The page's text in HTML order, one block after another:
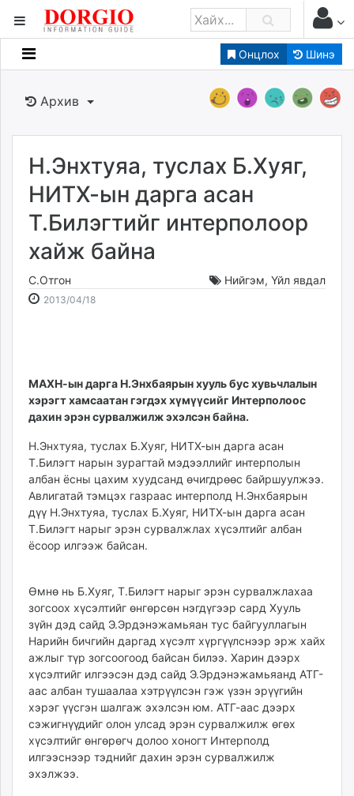
Онцлох Шинэ
Мэдээллийн
Банк санхүү
Бизнес ААН
Төрийн
dorgio.mn
Gogo.mn
news.mn
zindaa.mn
mnb.mn
Livetv.mn
Eguur.mn
24tsag.mn
shuud.mn
eagle.mn
ergelt.mn
zarig.mn
today.mn
ugluu.mn
urlag.mn
unen.mn
asu.mn
shudarga.mn
unuudur.mn
isee.mn
mglradio.com
fact.mn
Архив
Н.Энхтуяа, туслах Б.Хуяг,
НИТХ-ын дарга асан
Т.Билэгтийг интерполоор
хайж байна
С.Отгон Нийгэм, Үйл явдал
2013/04/182013-
2026-
МАХН-ын дарга Н.Энхбаярын хууль бус хувьчлалын
хэрэгт хамсаатан гэгдэх хүмүүсийг Интерполоос
дахин эрэн сурвалжилж эхэлсэн байна.
Н.Энхтуяа, туслах Б.Хуяг, НИТХ-ын дарга асан
Т.Билэгт нарын зурагтай мэдээллийг интерполын
албан ёсны цахим хуудсанд өчигдрөөс байршуулжээ.
Авлигатай тэмцэх газраас интерполд Н.Энхбаярын
дүү Н.Энхтуяа, туслах Б.Хуяг, НИТХ-ын дарга асан
Т.Билэгт нарыг эрэн сурвалжлах хүсэлтийг албан
ёсоор илгээж байсан.
Өмнө нь Б.Хуяг, Т.Билэгт нарыг эрэн сурвалжлахаа
зогсоох хүсэлтийг өнгөрсөн нэгдүгээр сард Хууль
зүйн дэд сайд Э.Эрдэнэжамьяан тус байгууллагын
Нарийн бичгийн даргад хүсэлт хүргүүлснээр эрж хайх
ажлыг түр зогсоогоод байсан билээ. Харин дээрх
хүсэлтийг илгээсэн дэд сайд Э.Эрдэнэжамьяанд АТГ-
аас албан тушаалаа хэтрүүлсэн гэж үзэн эрүүгийн
хэрэг үүсгэн шалгаж эхэлсэн юм. АТГ-аас дээрх
сэжигнүүдийг олон улсад эрэн сурвалжилж өгөх
хүсэлтийг өнгөрөгч долоо хоногт Интерполд
илгээснээр тэднийг дахин эрэн сурвалжилж
эхэлжээ.